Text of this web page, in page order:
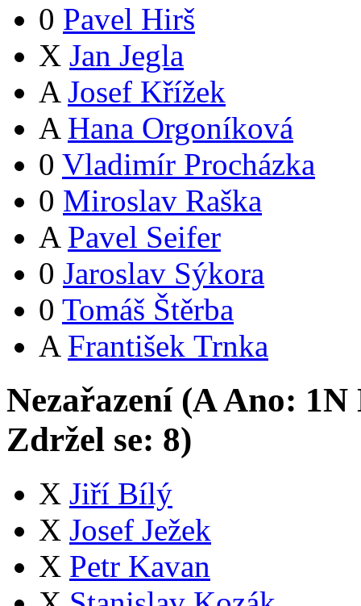
0 Pavel Hirš
X Jan Jegla
A Josef Křížek
A Hana Orgoníková
0 Vladimír Procházka
0 Miroslav Raška
A Pavel Seifer
0 Jaroslav Sýkora
0 Tomáš Štěrba
A František Trnka
Nezařazení (AAno: 1N
Zdržel se: 8)
X Jiří Bílý
X Josef Ježek
X Petr Kavan